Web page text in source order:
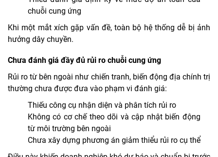
chuỗi cung ứng
Khi một mắt xích gặp vấn đề, toàn bộ hệ thống dễ bị ảnh
hưởng dây chuyền.
Chưa đánh giá đầy đủ rủi ro chuỗi cung ứng
Rủi ro từ bên ngoài như chiến tranh, biến động địa chính trị
thường chưa được đưa vào phạm vi đánh giá:
Thiếu công cụ nhận diện và phân tích rủi ro
Không có cơ chế theo dõi và cập nhật biến động
từ môi trường bên ngoài
Chưa xây dựng phương án giảm thiểu rủi ro cụ thể